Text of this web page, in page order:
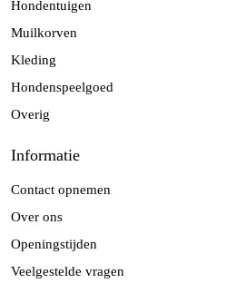
Hondentuigen
Muilkorven
Kleding
Hondenspeelgoed
Overig
Informatie
Contact opnemen
Over ons
Openingstijden
Veelgestelde vragen